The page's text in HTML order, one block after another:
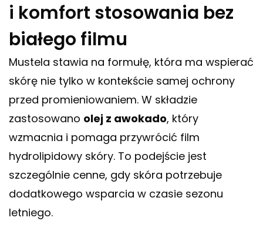
i komfort stosowania bez
białego filmu
Mustela stawia na formułę, która ma wspierać
skórę nie tylko w kontekście samej ochrony
przed promieniowaniem. W składzie
zastosowano olej z awokado, który
wzmacnia i pomaga przywrócić film
hydrolipidowy skóry. To podejście jest
szczególnie cenne, gdy skóra potrzebuje
dodatkowego wsparcia w czasie sezonu
letniego.